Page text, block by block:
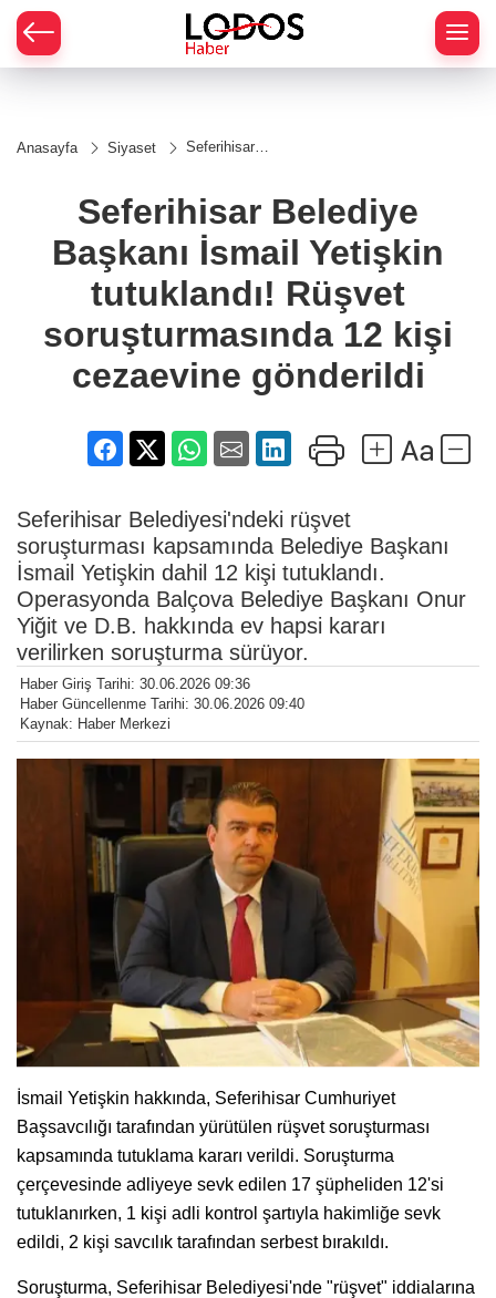
Anasayfa Siyaset
Seferihisar
Yetişkin
tutuklandı!
Rüşvet
soruşturmasında
12 kişi
cezaevine
gönderildi
Seferihisar Belediye
Başkanı İsmail Yetişkin
tutuklandı! Rüşvet
soruşturmasında 12 kişi
cezaevine gönderildi
Seferihisar Belediyesi'ndeki rüşvet
soruşturması kapsamında Belediye Başkanı
İsmail Yetişkin dahil 12 kişi tutuklandı.
Operasyonda Balçova Belediye Başkanı Onur
Yiğit ve D.B. hakkında ev hapsi kararı
verilirken soruşturma sürüyor.
Haber Giriş Tarihi: 30.06.2026 09:36
Haber Güncellenme Tarihi: 30.06.2026 09:40
Kaynak: Haber Merkezi
İsmail Yetişkin hakkında, Seferihisar Cumhuriyet
Başsavcılığı tarafından yürütülen rüşvet soruşturması
kapsamında tutuklama kararı verildi. Soruşturma
çerçevesinde adliyeye sevk edilen 17 şüpheliden 12'si
tutuklanırken, 1 kişi adli kontrol şartıyla hakimliğe sevk
edildi, 2 kişi savcılık tarafından serbest bırakıldı.
Soruşturma, Seferihisar Belediyesi'nde "rüşvet" iddialarına